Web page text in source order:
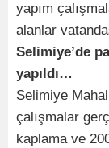
yapım
alanlar
Selimiye’de
yapıldı…
Selimiye
çalışmalar
kaplama ve